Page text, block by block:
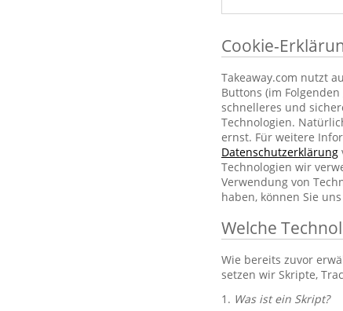
Cookie-
Takeaway.com nutzt
Buttons (im
schnelleres und
Technologien.
ernst. Für weitere
Datenschutzerklärung
Technologien wir
Verwendung von
haben, können Sie
Welche
Wie bereits zuvor
setzen wir Skripte,
1. Was ist ein Skript?